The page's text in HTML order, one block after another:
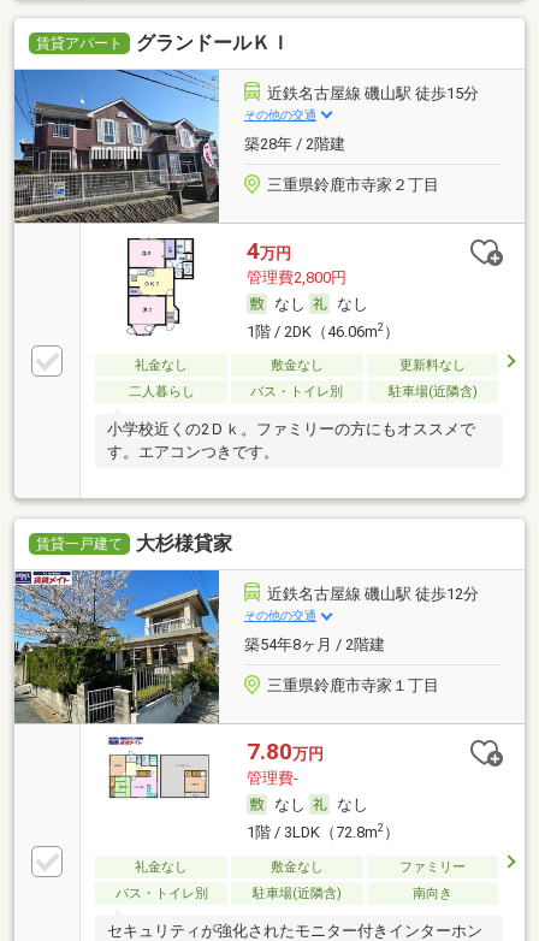
賃貸アパート グランドールＫＩ
近鉄名古屋線 磯山駅 徒歩15分
その他の交通
築28年 / 2階建
三重県鈴鹿市寺家２丁目
4万円
管理費2,800円
なし
なし
1階 / 2DK（46.06m2）
礼金なし 敷金なし
更新料なし
二人暮らし
バス・トイレ別 駐車場(近隣含)
小学校近くの2Ｄｋ。ファミリーの方にもオススメで
す。エアコンつきです。
賃貸一戸建て 大杉様貸家
近鉄名古屋線 磯山駅 徒歩12分
その他の交通
築54年8ヶ月 / 2階建
三重県鈴鹿市寺家１丁目
7.80万円
管理費-
なし
なし
1階 / 3LDK（72.8m2）
礼金なし 敷金なし
ファミリー
バス・トイレ別
駐車場(近隣含) 南向き
セキュリティが強化されたモニター付きインターホン